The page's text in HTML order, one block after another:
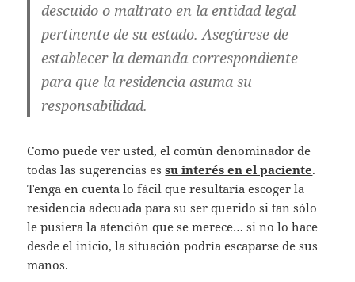
descuido o maltrato en la entidad legal
pertinente de su estado. Asegúrese de
establecer la demanda correspondiente
para que la residencia asuma su
responsabilidad.
Como puede ver usted, el común denominador de
todas las sugerencias essu interés en el paciente.
Tenga en cuenta lo fácil que resultaría escoger la
residencia adecuada para su ser querido si tan sólo
le pusiera la atención que se merece… si no lo hace
desde el inicio, la situación podría escaparse de sus
manos.